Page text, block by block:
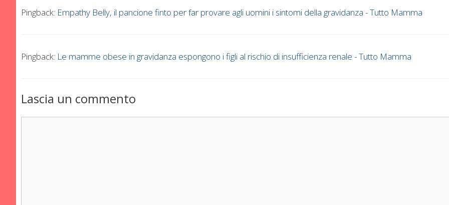
Pingback: Empathy Belly, il pancione finto per far provare agli uomini i sintomi della gravidanza - Tutto Mamma
Pingback: Le mamme obese in gravidanza espongono i figli al rischio di insufficienza renale - Tutto Mamma
Lascia un commento